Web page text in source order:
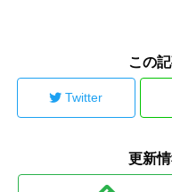
この
Twitter
更新